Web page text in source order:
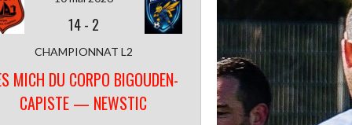
14- 2
CHAMPIONNAT L2
MICH DU CORPO BIGOUDEN-
CAPISTE — NEWSTIC